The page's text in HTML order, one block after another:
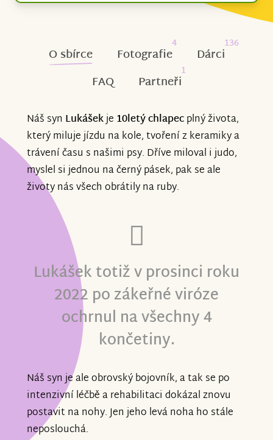
O sbírce Fotografie
4
Dárci
136
FAQ Partneři
1
Náš syn Lukášekje 10letý chlapecplný života,
který miluje jízdu na kole, tvoření z keramiky a
trávení času s našimi psy. Dříve miloval i judo,
myslel si jednou na černý pásek, pak se ale
životy nás všech obrátily na ruby.
Lukášek totiž v prosinci roku
2022 po zákeřné viróze
ochrnul na všechny 4
končetiny.
Náš syn je ale obrovský bojovník, a tak se po
intenzivní léčbě a rehabilitaci dokázal znovu
postavit na nohy. Jen jeho levá noha ho stále
neposlouchá.